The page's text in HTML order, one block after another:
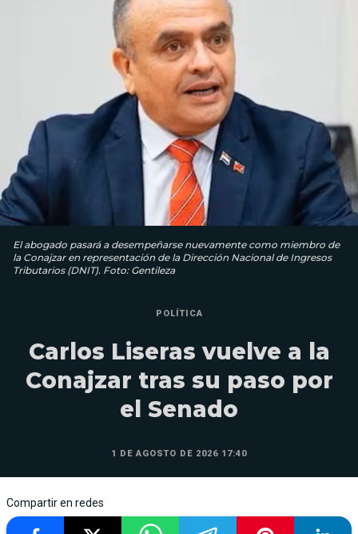
El abogado pasará a desempeñarse nuevamente como miembro de
la Conajzar en representación de la Dirección Nacional de Ingresos
Tributarios (DNIT). Foto: Gentileza
POLÍTICA
Carlos Liseras vuelve a la
Conajzar tras su paso por
el Senado
1 DE AGOSTO DE 2026 17:40
Compartir en redes